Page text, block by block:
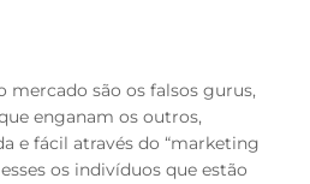
mercado são os falsos gurus,
enganam os outros,
e fácil através do “marketing
os indivíduos que estão